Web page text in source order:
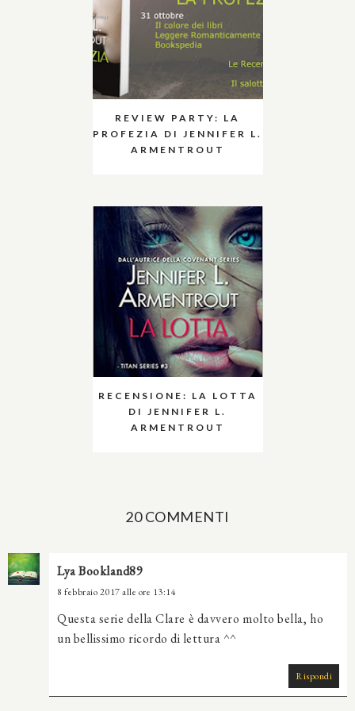
REVIEW PARTY: LA
PROFEZIA DI JENNIFER L.
ARMENTROUT
RECENSIONE: LA LOTTA
DI JENNIFER L.
ARMENTROUT
20 COMMENTI
Lya Bookland89
8 febbraio 2017 alle ore 13:14
Questa serie della Clare è davvero molto bella, ho
un bellissimo ricordo di lettura ^^
Rispondi